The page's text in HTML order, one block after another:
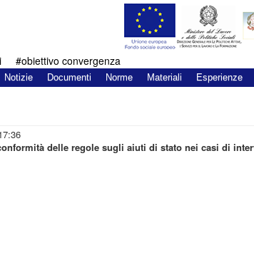
#obiettivo convergenza
Notizie Documenti Norme Materiali Esperienze
delle regole sugli aiuti di stato nei casi di